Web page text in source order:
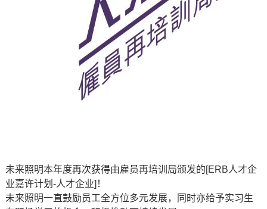
未来照明本年度再次获得由雇员再培训局颁发的[ERB人才企
业嘉许计划-人才企业]！
未来照明一直鼓励员工全方位多元发展，同时亦给予实习生